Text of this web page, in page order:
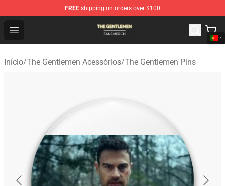
FREE shipping on orders over $100
Open menu
The Gentlemen Shop - Official The Gentlemen
Início/The Gentlemen Acessórios/The Gentlemen Pins